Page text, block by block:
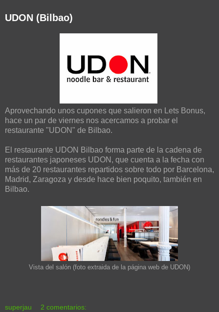
UDON (Bilbao)
Aprovechando unos cupones que salieron en Lets Bonus,
hace un par de viernes nos acercamos a probar el
restaurante "UDON" de Bilbao.
El restaurante UDON Bilbao forma parte de la cadena de
restaurantes japoneses UDON, que cuenta a la fecha con
más de 20 restaurantes repartidos sobre todo por Barcelona,
Madrid, Zaragoza y desde hace bien poquito, también en
Bilbao.
Vista del salón (foto extraida de la página web de UDON)
superjau 2 comentarios: